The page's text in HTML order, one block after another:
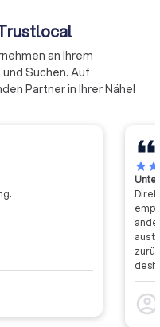
die Interessen
gegenüber Politik,
Industrie, Handel,
Gewerkschaften
und
an Ihrem
Suchen. Auf
Partner in Ihrer Nähe!
starstar
aus
dass
account_circle